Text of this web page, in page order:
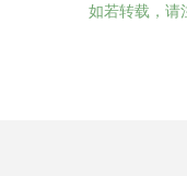
如若转载，请